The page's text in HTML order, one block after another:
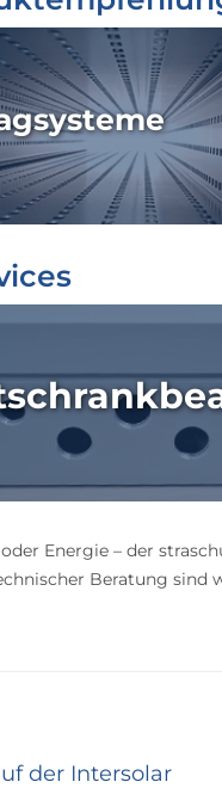
Energie – der
Beratung sind
der Intersolar